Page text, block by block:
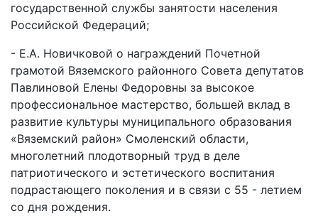
государственной службы занятости населения
Российской Федераций;
- Е.А. Новичковой о награждений Почетной
грамотой Вяземского районного Совета депутатов
Павлиновой Елены Федоровны за высокое
профессиональное мастерство, большей вклад в
развитие культуры муниципального образования
«Вяземский район» Смоленский области,
многолетний плодотворный труд в деле
патриотического и эстетического воспитания
подрастающего поколения и в связи с 55 - летием
со дня рождения.